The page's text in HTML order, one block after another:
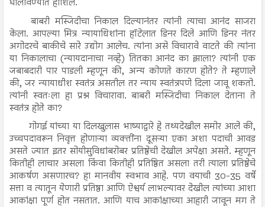
बाबरी मस्जिदीचा निकाल दिल्यानंतर त्यांनी त्याचा आनंद साजरा
केला. आपल्या मित्र न्यायाधिशांना हॉटेलात डिनर दिले आणि डिनर नंतर
अगोदरचे बाकीचे सारे उद्योग आलेच. त्यांना असे विचारावे वाटते की त्यांना
या निकालाचा (न्यायदानाचा नव्हे) तितका आनंद का झाला? त्यांनी एक
जबाबदारी पार पाडली म्हणून की, अन्य कोणते कारण होते? ते म्हणाले
की, जर न्यायाधीश स्वतंत्र असतील तर न्याय स्वतंत्रपणे दिला जावू शकतो.
त्यांनी स्वतःला हा प्रश्न विचारावा. बाबरी मस्जिदीचा निकाल देताना ते
स्वतंत्र होते का?
गोगई यांच्या या दिलखुलास भाष्याद्वारे हे तथ्यदेखील समोर आले की,
उच्चपदावरून निवृत्त होणाऱ्या व्यक्तींना दूसऱ्या एका अशा पदाची आवड
असते ज्यात इतर सोयीसुविधांबरोबर प्रतिष्ठेची देखील अपेक्षा असते. म्हणून
कितीही लाचार असला किंवा कितीही प्रतिष्ठित असला तरी त्याला प्रतिष्ठेचे
आकर्षण असणारच? हा मानवीय स्वभाव आहे. पण वयाची 30-35 वर्षे
सत्ता व त्यातून येणारी प्रतिष्ठा आणि ऐश्वर्य लाभल्यावर देखील त्यांच्या आशा
आकांक्षा पूर्ण होत नसतात. आणि याच आकांक्षाच्या आहारी जावून मग ते